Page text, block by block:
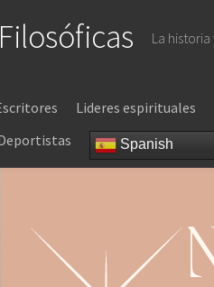
La
Lideres espirituales
Spanish